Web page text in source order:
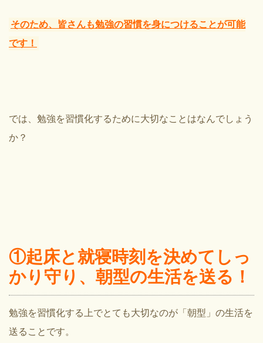
そのため、皆さんも勉強の習慣を身につけることが可能
です！
では、勉強を習慣化するために大切なことはなんでしょう
か？
①起床と就寝時刻を決めてしっ
かり守り、朝型の生活を送る！
勉強を習慣化する上でとても大切なのが「朝型」の生活を
送ることです。